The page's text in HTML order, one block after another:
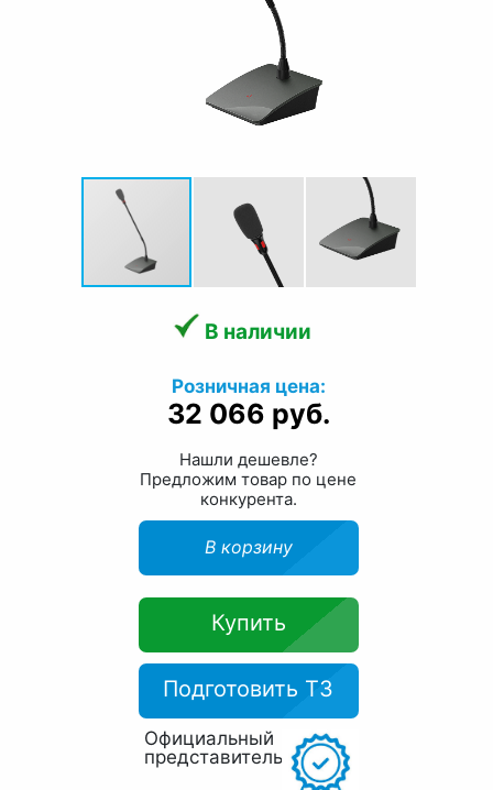
В наличии
Розничная цена:
32 066 руб.
Нашли дешевле?
Предложим товар по цене
конкурента.
В корзину
Купить
Подготовить ТЗ
Официальный
представитель